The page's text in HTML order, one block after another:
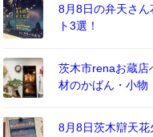
8月8日の弁天さ
ト3選！
茨木市renaお蔵店
材のかばん・小物
8月8日茨木辯天